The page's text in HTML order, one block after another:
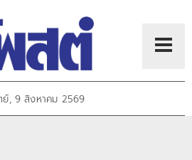
ย์, 9 สิงหาคม 2569